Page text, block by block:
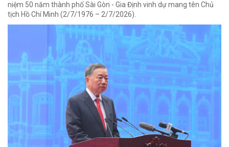
niệm 50 năm thành phố Sài Gòn - Gia Định vinh dự mang tên Chủ
tịch Hồ Chí Minh (2/7/1976 – 2/7/2026).